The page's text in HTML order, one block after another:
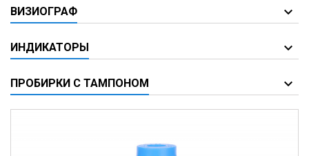
ВИЗИОГРАФ
ИНДИКАТОРЫ
ПРОБИРКИ С ТАМПОНОМ